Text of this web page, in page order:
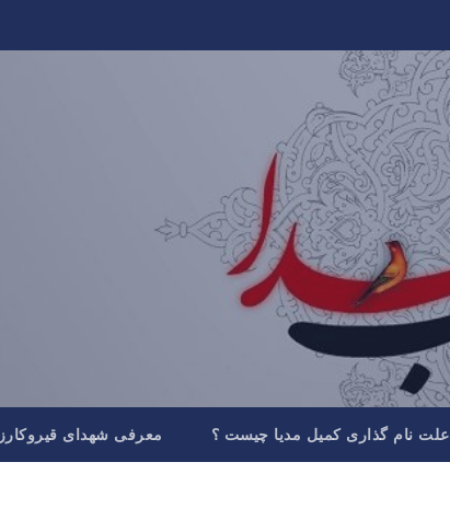
علت نام گذاری کمیل مدیا چیست ؟ معرفی شهدای